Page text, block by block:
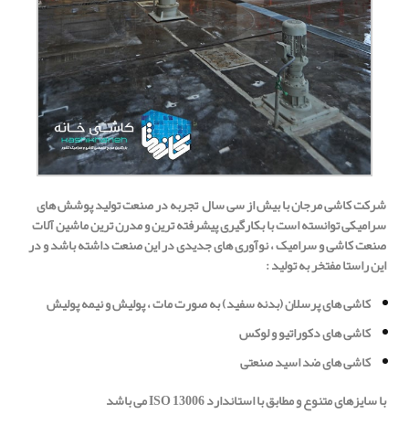
شرکت کاشی مرجان با بیش از سی سال تجربه در صنعت تولید پوشش های
سرامیکیتوانسته است با بکارگیری پیشرفته ترین و مدرن ترین ماشین آلات
صنعت کاشی و سرامیک ، نوآوری های جدیدی در این صنعت داشته باشد و در
این راستا مفتخر به تولید:
کاشی های پرسلان (بدنه سفید) به صورت مات ، پولیش و نیمه پولیش
کاشی های دکوراتیو و لوکس
کاشی های ضد اسید صنعتی
با سایزهای متنوع و مطابق با استانداردISO 13006می باشد